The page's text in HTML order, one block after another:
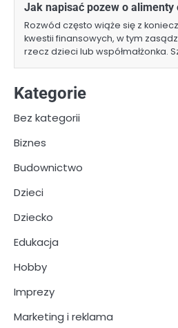
Jak napisać pozew o alimenty
Rozwód często wiąże się z
kwestii finansowych, w tym
rzecz dzieci lub współmałżonka.
Kategorie
Bez kategorii
Biznes
Budownictwo
Dzieci
Dziecko
Edukacja
Hobby
Imprezy
Marketing i reklama